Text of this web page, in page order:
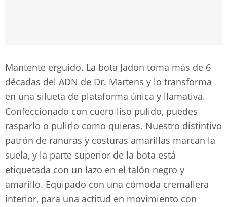
Mantente erguido. La bota Jadon toma más de 6
décadas del ADN de Dr. Martens y lo transforma
en una silueta de plataforma única y llamativa.
Confeccionado con cuero liso pulido, puedes
rasparlo o pulirlo como quieras. Nuestro distintivo
patrón de ranuras y costuras amarillas marcan la
suela, y la parte superior de la bota está
etiquetada con un lazo en el talón negro y
amarillo. Equipado con una cómoda cremallera
interior, para una actitud en movimiento con